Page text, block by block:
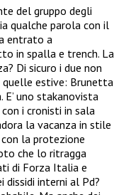
del gruppo degli
qualche parola con il
entrato a
in spalla e trench. La
Di sicuro i due non
quelle estive: Brunetta
uno stakanovista
i cronisti in sala
la vacanza in stile
la protezione
che lo ritragga
di Forza Italia e
dissidi interni al Pd?